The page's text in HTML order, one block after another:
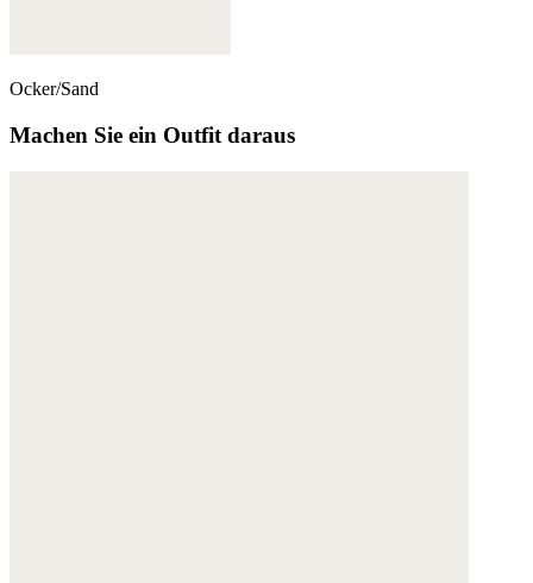
Ocker/Sand
Machen Sie ein Outfit daraus